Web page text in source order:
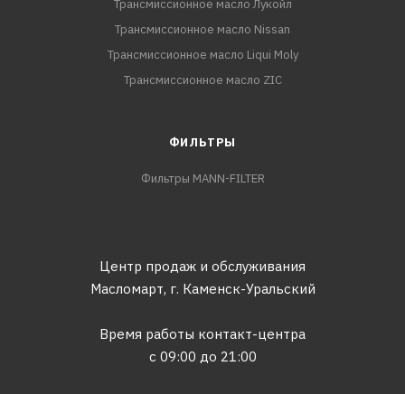
Трансмиссионное масло Лукойл
Трансмиссионное масло Nissan
Трансмиссионное масло Liqui Moly
Трансмиссионное масло ZIC
ФИЛЬТРЫ
Фильтры MANN-FILTER
Центр продаж и обслуживания
Масломарт, г. Каменск-Уральский
Время работы контакт-центра
с 09:00 до 21:00